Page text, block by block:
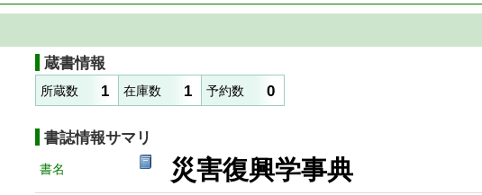
蔵書情報
所蔵数 1 在庫数 1 予約数 0
書誌情報サマリ
書名 災害復興学事